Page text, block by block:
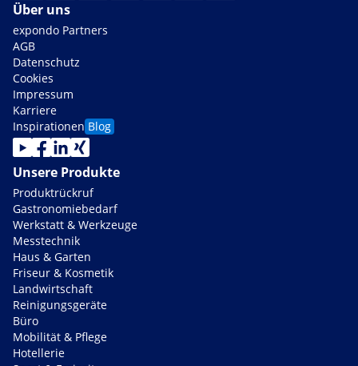
Über uns
expondo Partners
AGB
Datenschutz
Cookies
Impressum
Karriere
Inspirationen Blog
Unsere Produkte
Produktrückruf
Gastronomiebedarf
Werkstatt & Werkzeuge
Messtechnik
Haus & Garten
Friseur & Kosmetik
Landwirtschaft
Reinigungsgeräte
Büro
Mobilität & Pflege
Hotellerie